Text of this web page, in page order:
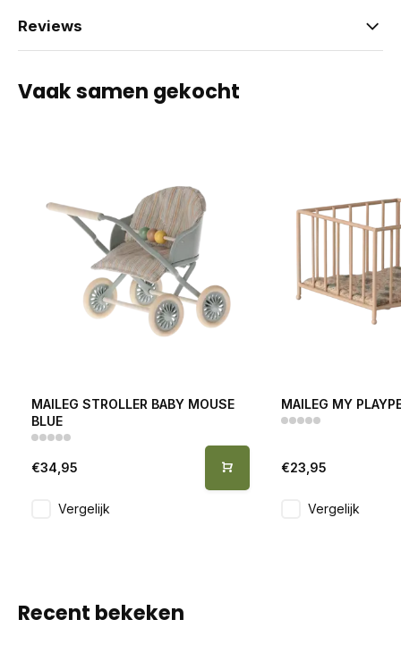
Reviews
Vaak samen gekocht
MAILEG STROLLER BABY MOUSE
BLUE
€34,95
Vergelijk
MAILEG MY
€23,95
Vergelijk
Recent bekeken